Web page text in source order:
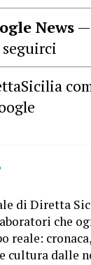
News —
di Diretta
che
reale:
cultura dalle